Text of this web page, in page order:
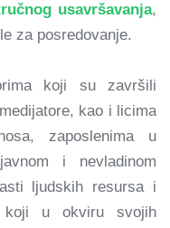
usavršavanja,
za posredovanje.
koji su završili
kao i licima
zaposlenima u
i nevladinom
ljudskih resursa i
u okviru svojih